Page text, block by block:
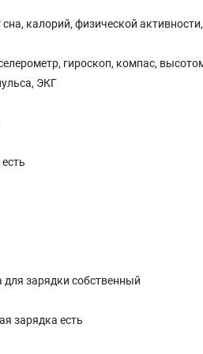
калорий, физической
гироскоп, компас,
ЭКГ
для зарядки собственный
зарядка есть